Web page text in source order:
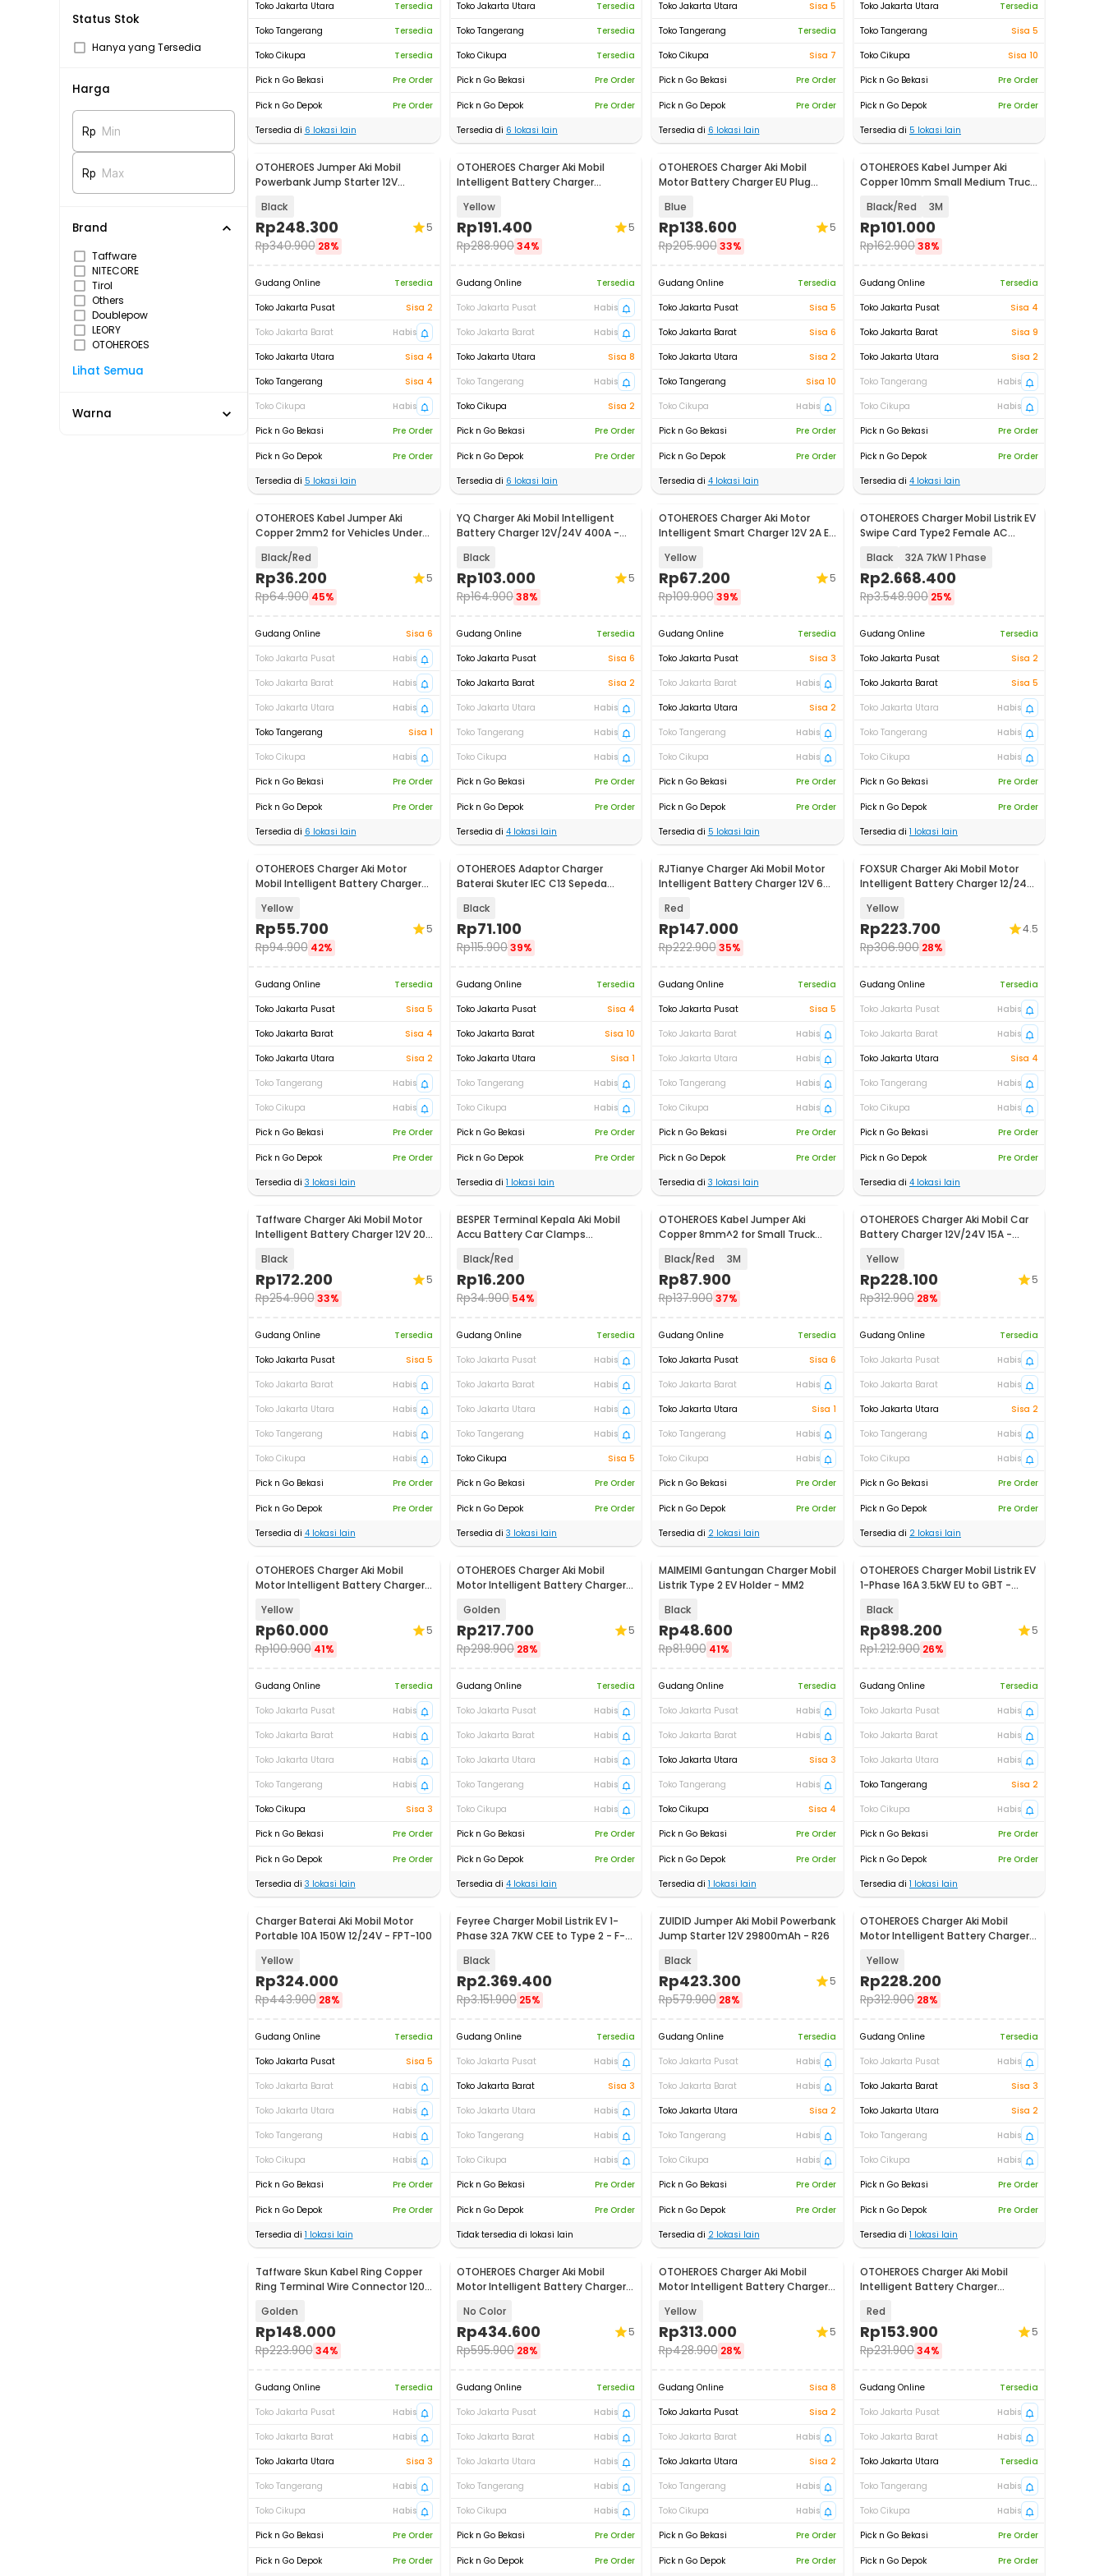
Status Stok
Hanya yang Tersedia
Harga
Rp Min
Rp Max
Brand
Taffware
NITECORE
Tirol
Others
Doublepow
LEORY
OTOHEROES
Lihat Semua
Warna
Toko Jakarta Utara
Tersedia
Toko Tangerang
Tersedia
Toko Cikupa
Tersedia
Pick n Go Bekasi
Pre Order
Pick n Go Depok
Pre Order
Tersedia di 6 lokasi lain
Toko Jakarta Utara
Tersedia
Toko Tangerang
Tersedia
Toko Cikupa
Tersedia
Pick n Go Bekasi
Pre Order
Pick n Go Depok
Pre Order
Tersedia di 6 lokasi lain
Toko Jakarta Utara
Sisa 5
Toko Tangerang
Tersedia
Toko Cikupa
Sisa 7
Pick n Go Bekasi
Pre Order
Pick n Go Depok
Pre Order
Tersedia di 6 lokasi lain
Toko Jakarta Utara
Tersedia
Toko Tangerang
Sisa 5
Toko Cikupa
Sisa 10
Pick n Go Bekasi
Pre Order
Pick n Go Depok
Pre Order
Tersedia di 5 lokasi lain
OTOHEROES Jumper Aki Mobil
Powerbank Jump Starter 12V
Black
Rp248.300
Rp340.900 28%
5
Gudang Online
Tersedia
Toko Jakarta Pusat
Sisa 2
Toko Jakarta Barat
Habis
Toko Jakarta Utara
Sisa 4
Toko Tangerang
Sisa 4
Toko Cikupa
Habis
Pick n Go Bekasi
Pre Order
Pick n Go Depok
Pre Order
Tersedia di 5 lokasi lain
OTOHEROES Charger Aki Mobil
Intelligent Battery Charger
Yellow
Rp191.400
Rp288.90034%
5
Gudang Online
Tersedia
Toko Jakarta Pusat
Habis
Toko Jakarta Barat
Habis
Toko Jakarta Utara
Sisa 8
Toko Tangerang
Habis
Toko Cikupa
Sisa 2
Pick n Go Bekasi
Pre Order
Pick n Go Depok
Pre Order
Tersedia di 6 lokasi lain
OTOHEROES Charger Aki Mobil
Motor Battery Charger EU Plug
Blue
Rp138.600
Rp205.900 33%
5
Gudang Online
Tersedia
Toko Jakarta Pusat
Sisa 5
Toko Jakarta Barat
Sisa 6
Toko Jakarta Utara
Sisa 2
Toko Tangerang
Sisa 10
Toko Cikupa
Habis
Pick n Go Bekasi
Pre Order
Pick n Go Depok
Pre Order
Tersedia di 4lokasi lain
OTOHEROES Kabel Jumper Aki
Copper 10mm Small Medium Truck
Black/Red 3M
Rp101.000
Rp162.90038%
Gudang Online
Tersedia
Toko Jakarta Pusat
Sisa 4
Toko Jakarta Barat
Sisa 9
Toko Jakarta Utara
Sisa 2
Toko Tangerang
Habis
Toko Cikupa
Habis
Pick n Go Bekasi
Pre Order
Pick n Go Depok
Pre Order
Tersedia di 4 lokasi lain
OTOHEROES Kabel Jumper Aki
Copper 2mm2 for Vehicles Under
Black/Red
Rp36.200
Rp64.900 45%
5
Gudang Online
Sisa 6
Toko Jakarta Pusat
Habis
Toko Jakarta Barat
Habis
Toko Jakarta Utara
Habis
Toko Tangerang
Sisa 1
Toko Cikupa
Habis
Pick n Go Bekasi
Pre Order
Pick n Go Depok
Pre Order
Tersedia di 6 lokasi lain
YQ Charger Aki Mobil Intelligent
Battery Charger 12V/24V 400A -
Black
Rp103.000
Rp164.90038%
5
Gudang Online
Tersedia
Toko Jakarta Pusat
Sisa 6
Toko Jakarta Barat
Sisa 2
Toko Jakarta Utara
Habis
Toko Tangerang
Habis
Toko Cikupa
Habis
Pick n Go Bekasi
Pre Order
Pick n Go Depok
Pre Order
Tersedia di 4 lokasi lain
OTOHEROES Charger Aki Motor
Intelligent Smart Charger 12V 2A EU
Yellow
Rp67.200
Rp109.900 39%
5
Gudang Online
Tersedia
Toko Jakarta Pusat
Sisa 3
Toko Jakarta Barat
Habis
Toko Jakarta Utara
Sisa 2
Toko Tangerang
Habis
Toko Cikupa
Habis
Pick n Go Bekasi
Pre Order
Pick n Go Depok
Pre Order
Tersedia di 5 lokasi lain
OTOHEROES Charger Mobil Listrik EV
Swipe Card Type2 Female AC
Black 32A 7kW 1 Phase
Rp2.668.400
Rp3.548.900 25%
Gudang Online
Tersedia
Toko Jakarta Pusat
Sisa 2
Toko Jakarta Barat
Sisa 5
Toko Jakarta Utara
Habis
Toko Tangerang
Habis
Toko Cikupa
Habis
Pick n Go Bekasi
Pre Order
Pick n Go Depok
Pre Order
Tersedia di 1 lokasi lain
OTOHEROES Charger Aki Motor
Mobil Intelligent Battery Charger
Yellow
Rp55.700
Rp94.900 42%
5
Gudang Online
Tersedia
Toko Jakarta Pusat
Sisa 5
Toko Jakarta Barat
Sisa 4
Toko Jakarta Utara
Sisa 2
Toko Tangerang
Habis
Toko Cikupa
Habis
Pick n Go Bekasi
Pre Order
Pick n Go Depok
Pre Order
Tersedia di 3 lokasi lain
OTOHEROES Adaptor Charger
Baterai Skuter IEC C13 Sepeda
Black
Rp71.100
Rp115.90039%
Gudang Online
Tersedia
Toko Jakarta Pusat
Sisa 4
Toko Jakarta Barat
Sisa 10
Toko Jakarta Utara
Sisa 1
Toko Tangerang
Habis
Toko Cikupa
Habis
Pick n Go Bekasi
Pre Order
Pick n Go Depok
Pre Order
Tersedia di 1 lokasi lain
RJTianye Charger Aki Mobil Motor
Intelligent Battery Charger 12V 6A
Red
Rp147.000
Rp222.900 35%
Gudang Online
Tersedia
Toko Jakarta Pusat
Sisa 5
Toko Jakarta Barat
Habis
Toko Jakarta Utara
Habis
Toko Tangerang
Habis
Toko Cikupa
Habis
Pick n Go Bekasi
Pre Order
Pick n Go Depok
Pre Order
Tersedia di 3 lokasi lain
FOXSUR Charger Aki Mobil Motor
Intelligent Battery Charger 12/24V
Yellow
Rp223.700
Rp306.900 28%
4.5
Gudang Online
Tersedia
Toko Jakarta Pusat
Habis
Toko Jakarta Barat
Habis
Toko Jakarta Utara
Sisa 4
Toko Tangerang
Habis
Toko Cikupa
Habis
Pick n Go Bekasi
Pre Order
Pick n Go Depok
Pre Order
Tersedia di 4 lokasi lain
Taffware Charger Aki Mobil Motor
Intelligent Battery Charger 12V 20A
Black
Rp172.200
Rp254.900 33%
5
Gudang Online
Tersedia
Toko Jakarta Pusat
Sisa 5
Toko Jakarta Barat
Habis
Toko Jakarta Utara
Habis
Toko Tangerang
Habis
Toko Cikupa
Habis
Pick n Go Bekasi
Pre Order
Pick n Go Depok
Pre Order
Tersedia di 4lokasi lain
BESPER Terminal Kepala Aki Mobil
Accu Battery Car Clamps
Black/Red
Rp16.200
Rp34.900 54%
Gudang Online
Tersedia
Toko Jakarta Pusat
Habis
Toko Jakarta Barat
Habis
Toko Jakarta Utara
Habis
Toko Tangerang
Habis
Toko Cikupa
Sisa 5
Pick n Go Bekasi
Pre Order
Pick n Go Depok
Pre Order
Tersedia di 3 lokasi lain
OTOHEROES Kabel Jumper Aki
Copper 8mm^2 for Small Truck
Black/Red 3M
Rp87.900
Rp137.900 37%
Gudang Online
Tersedia
Toko Jakarta Pusat
Sisa 6
Toko Jakarta Barat
Habis
Toko Jakarta Utara
Sisa 1
Toko Tangerang
Habis
Toko Cikupa
Habis
Pick n Go Bekasi
Pre Order
Pick n Go Depok
Pre Order
Tersedia di 2lokasi lain
OTOHEROES Charger Aki Mobil Car
Battery Charger 12V/24V 15A -
Yellow
Rp228.100
Rp312.900 28%
5
Gudang Online
Tersedia
Toko Jakarta Pusat
Habis
Toko Jakarta Barat
Habis
Toko Jakarta Utara
Sisa 2
Toko Tangerang
Habis
Toko Cikupa
Habis
Pick n Go Bekasi
Pre Order
Pick n Go Depok
Pre Order
Tersedia di 2 lokasi lain
OTOHEROES Charger Aki Mobil
Motor Intelligent Battery Charger
Yellow
Rp60.000
Rp100.900 41%
5
Gudang Online
Tersedia
Toko Jakarta Pusat
Habis
Toko Jakarta Barat
Habis
Toko Jakarta Utara
Habis
Toko Tangerang
Habis
Toko Cikupa
Sisa 3
Pick n Go Bekasi
Pre Order
Pick n Go Depok
Pre Order
Tersedia di 3 lokasi lain
OTOHEROES Charger Aki Mobil
Motor Intelligent Battery Charger
Golden
Rp217.700
Rp298.900 28%
5
Gudang Online
Tersedia
Toko Jakarta Pusat
Habis
Toko Jakarta Barat
Habis
Toko Jakarta Utara
Habis
Toko Tangerang
Habis
Toko Cikupa
Habis
Pick n Go Bekasi
Pre Order
Pick n Go Depok
Pre Order
Tersedia di 4 lokasi lain
MAIMEIMI Gantungan Charger Mobil
Listrik Type 2 EV Holder - MM2
Black
Rp48.600
Rp81.900 41%
Gudang Online
Tersedia
Toko Jakarta Pusat
Habis
Toko Jakarta Barat
Habis
Toko Jakarta Utara
Sisa 3
Toko Tangerang
Habis
Toko Cikupa
Sisa 4
Pick n Go Bekasi
Pre Order
Pick n Go Depok
Pre Order
Tersedia di 1 lokasi lain
OTOHEROES Charger Mobil Listrik EV
1-Phase 16A 3.5kW EU to GBT -
Black
Rp898.200
Rp1.212.900 26%
5
Gudang Online
Tersedia
Toko Jakarta Pusat
Habis
Toko Jakarta Barat
Habis
Toko Jakarta Utara
Habis
Toko Tangerang
Sisa 2
Toko Cikupa
Habis
Pick n Go Bekasi
Pre Order
Pick n Go Depok
Pre Order
Tersedia di 1 lokasi lain
Charger Baterai Aki Mobil Motor
Portable 10A 150W 12/24V - FPT-100
Yellow
Rp324.000
Rp443.900 28%
Gudang Online
Tersedia
Toko Jakarta Pusat
Sisa 5
Toko Jakarta Barat
Habis
Toko Jakarta Utara
Habis
Toko Tangerang
Habis
Toko Cikupa
Habis
Pick n Go Bekasi
Pre Order
Pick n Go Depok
Pre Order
Tersedia di 1 lokasi lain
Feyree Charger Mobil Listrik EV 1-
Phase 32A 7KW CEE to Type 2 - F-
Black
Rp2.369.400
Rp3.151.900 25%
Gudang Online
Tersedia
Toko Jakarta Pusat
Habis
Toko Jakarta Barat
Sisa 3
Toko Jakarta Utara
Habis
Toko Tangerang
Habis
Toko Cikupa
Habis
Pick n Go Bekasi
Pre Order
Pick n Go Depok
Pre Order
Tidak tersedia di lokasi lain
ZUIDID Jumper Aki Mobil Powerbank
Jump Starter 12V 29800mAh - R26
Black
Rp423.300
Rp579.900 28%
5
Gudang Online
Tersedia
Toko Jakarta Pusat
Habis
Toko Jakarta Barat
Habis
Toko Jakarta Utara
Sisa 2
Toko Tangerang
Habis
Toko Cikupa
Habis
Pick n Go Bekasi
Pre Order
Pick n Go Depok
Pre Order
Tersedia di 2lokasi lain
OTOHEROES Charger Aki Mobil
Motor Intelligent Battery Charger
Yellow
Rp228.200
Rp312.900 28%
Gudang Online
Tersedia
Toko Jakarta Pusat
Habis
Toko Jakarta Barat
Sisa 3
Toko Jakarta Utara
Sisa 2
Toko Tangerang
Habis
Toko Cikupa
Habis
Pick n Go Bekasi
Pre Order
Pick n Go Depok
Pre Order
Tersedia di 1 lokasi lain
Taffware Skun Kabel Ring Copper
Ring Terminal Wire Connector 120
Golden
Rp148.000
Rp223.900 34%
Gudang Online
Tersedia
Toko Jakarta Pusat
Habis
Toko Jakarta Barat
Habis
Toko Jakarta Utara
Sisa 3
Toko Tangerang
Habis
Toko Cikupa
Habis
Pick n Go Bekasi
Pre Order
Pick n Go Depok Pre Order
OTOHEROES Charger Aki Mobil
Motor Intelligent Battery Charger
No Color
Rp434.600
Rp595.900 28%
5
Gudang Online
Tersedia
Toko Jakarta Pusat
Habis
Toko Jakarta Barat
Habis
Toko Jakarta Utara
Habis
Toko Tangerang
Habis
Toko Cikupa
Habis
Pick n Go Bekasi
Pre Order
Pick n Go Depok Pre Order
OTOHEROES Charger Aki Mobil
Motor Intelligent Battery Charger
Yellow
Rp313.000
Rp428.900 28%
5
Gudang Online
Sisa 8
Toko Jakarta Pusat
Sisa 2
Toko Jakarta Barat
Habis
Toko Jakarta Utara
Sisa 2
Toko Tangerang
Habis
Toko Cikupa
Habis
Pick n Go Bekasi
Pre Order
Pick n Go Depok Pre Order
OTOHEROES Charger Aki Mobil
Intelligent Battery Charger
Red
Rp153.900
Rp231.90034%
5
Gudang Online
Tersedia
Toko Jakarta Pusat
Habis
Toko Jakarta Barat
Habis
Toko Jakarta Utara
Tersedia
Toko Tangerang
Habis
Toko Cikupa
Habis
Pick n Go Bekasi
Pre Order
Pick n Go Depok Pre Order